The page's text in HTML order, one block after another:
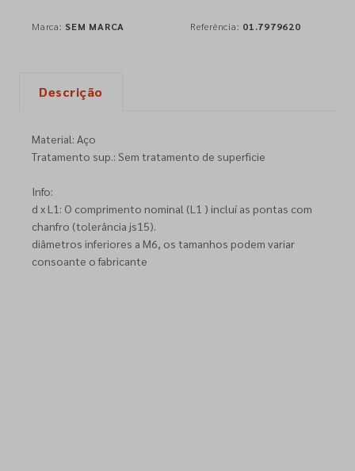
Marca: SEM MARCA Referência: 01.7979620
Descrição
Material: Aço
Tratamento sup.: Sem tratamento de superficie
Info:
d x L1: O comprimento nominal (L1 ) incluí as pontas com
chanfro (tolerância js15).
diâmetros inferiores a M6, os tamanhos podem variar
consoante o fabricante